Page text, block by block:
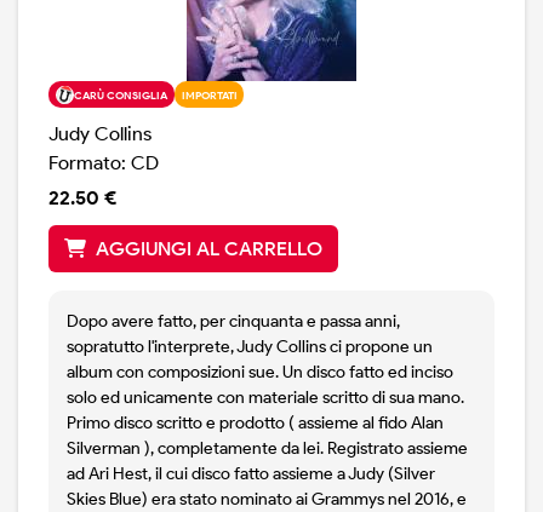
CARÙ CONSIGLIA IMPORTATI
Judy Collins
Formato: CD
22.50 €
AGGIUNGI AL CARRELLO
Dopo avere fatto, per cinquanta e passa anni,
sopratutto l'interprete, Judy Collins ci propone un
album con composizioni sue. Un disco fatto ed inciso
solo ed unicamente con materiale scritto di sua mano.
Primo disco scritto e prodotto ( assieme al fido Alan
Silverman ), completamente da lei. Registrato assieme
ad Ari Hest, il cui disco fatto assieme a Judy (Silver
Skies Blue) era stato nominato ai Grammys nel 2016, e